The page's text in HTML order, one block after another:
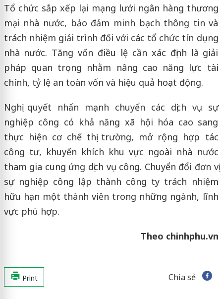
Tổ chức sắp xếp lại mạng lưới ngân hàng thương
mại nhà nước, bảo đảm minh bạch thông tin và
trách nhiệm giải trình đối với các tổ chức tín dụng
nhà nước. Tăng vốn điều lệ cần xác định là giải
pháp quan trọng nhằm nâng cao năng lực tài
chính, tỷ lệ an toàn vốn và hiệu quả hoạt động.
Nghị quyết nhấn mạnh chuyển các dịch vụ sự
nghiệp công có khả năng xã hội hóa cao sang
thực hiện cơ chế thị trường, mở rộng hợp tác
công tư, khuyến khích khu vực ngoài nhà nước
tham gia cung ứng dịch vụ công. Chuyển đổi đơn vị
sự nghiệp công lập thành công ty trách nhiệm
hữu hạn một thành viên trong những ngành, lĩnh
vực phù hợp.
Theo chinhphu.vn
Print Chia sẻ